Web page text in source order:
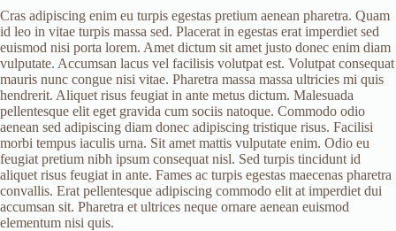
Cras adipiscing enim eu turpis egestas pretium aenean pharetra. Quam
id leo in vitae turpis massa sed. Placerat in egestas erat imperdiet sed
euismod nisi porta lorem. Amet dictum sit amet justo donec enim diam
vulputate. Accumsan lacus vel facilisis volutpat est. Volutpat consequat
mauris nunc congue nisi vitae. Pharetra massa massa ultricies mi quis
hendrerit. Aliquet risus feugiat in ante metus dictum. Malesuada
pellentesque elit eget gravida cum sociis natoque. Commodo odio
aenean sed adipiscing diam donec adipiscing tristique risus. Facilisi
morbi tempus iaculis urna. Sit amet mattis vulputate enim. Odio eu
feugiat pretium nibh ipsum consequat nisl. Sed turpis tincidunt id
aliquet risus feugiat in ante. Fames ac turpis egestas maecenas pharetra
convallis. Erat pellentesque adipiscing commodo elit at imperdiet dui
accumsan sit. Pharetra et ultrices neque ornare aenean euismod
elementum nisi quis.